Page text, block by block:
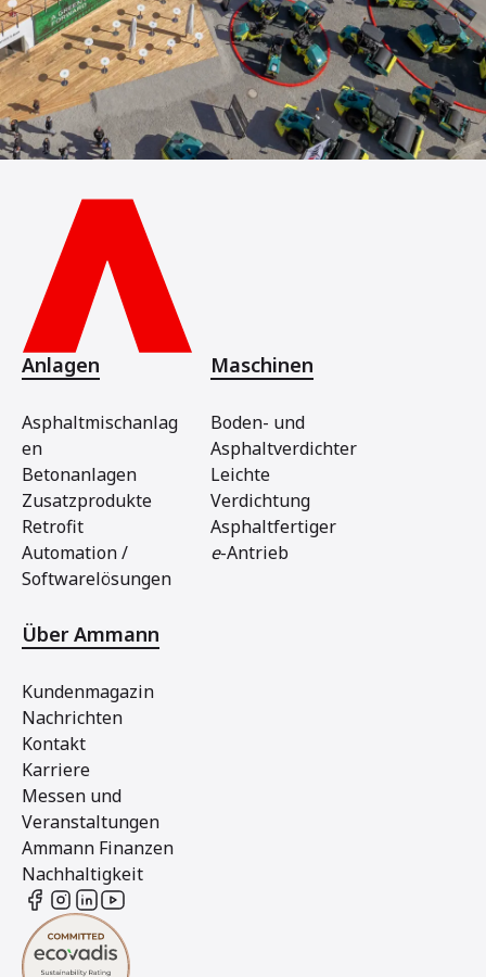
Anlagen
Asphaltmischanlag
en
Betonanlagen
Zusatzprodukte
Retrofit
Automation /
Softwarelösungen
Maschinen
Boden- und
Asphaltverdichter
Leichte
Verdichtung
Asphaltfertiger
e-Antrieb
Über Ammann
Kundenmagazin
Nachrichten
Kontakt
Karriere
Messen und
Veranstaltungen
Ammann Finanzen
Nachhaltigkeit